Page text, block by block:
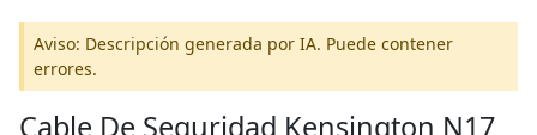
Aviso: Descripción generada por IA. Puede contener
errores.
Cable De Seguridad Kensington N17